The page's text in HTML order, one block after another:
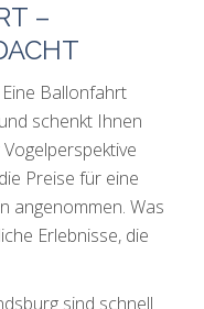
–
Ballonfahrt
schenkt Ihnen
Preise für eine
angenommen. Was
Erlebnisse, die
sind schnell